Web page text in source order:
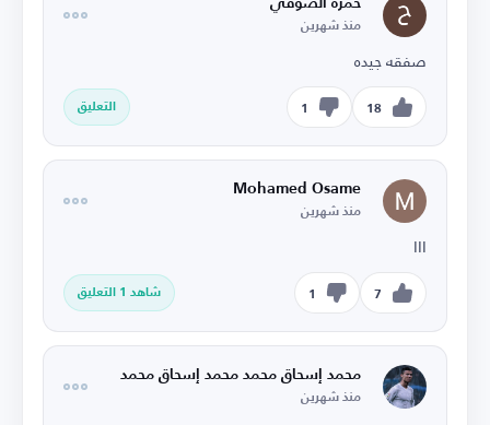
حمزه الصوفي
منذ شهرين
صفقه جيده
18
1 التعليق
Mohamed Osame
منذ شهرين
ااا
7
1 شاهد 1 التعليق
محمد إسحاق محمد محمد إسحاق محمد
منذ شهرين